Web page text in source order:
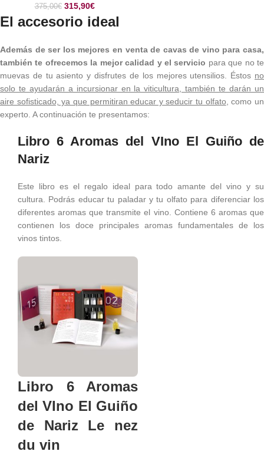
375,00€ 315,90€
El accesorio ideal
Además de ser los mejores en venta de cavas de vino para casa,
también te ofrecemos la mejor calidad y el servicio para que no te
muevas de tu asiento y disfrutes de los mejores utensilios. Éstos no
solo te ayudarán a incursionar en la viticultura, también te darán un
aire sofisticado, ya que permitiran educar y seducir tu olfato , como un
experto. A continuación te presentamos:
Libro 6 Aromas del VIno El Guiño de
Nariz
Este libro es el regalo ideal para todo amante del vino y su
cultura. Podrás educar tu paladar y tu olfato para diferenciar los
diferentes aromas que transmite el vino. Contiene 6 aromas que
contienen los doce principales aromas fundamentales de los
vinos tintos.
Libro 6 Aromas
del VIno El Guiño
de Nariz Le nez
du vin